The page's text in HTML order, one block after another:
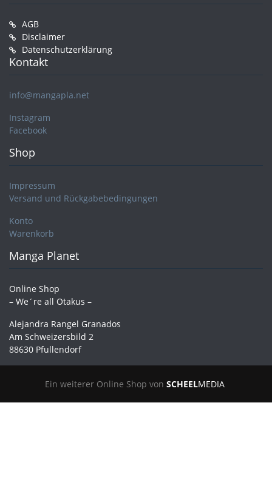
AGB
Disclaimer
Datenschutzerklärung
Kontakt
info@mangapla.net
Instagram
Facebook
Shop
Impressum
Versand und Rückgabebedingungen
Konto
Warenkorb
Manga Planet
Online Shop
– We´re all Otakus –
Alejandra Rangel Granados
Am Schweizersbild 2
88630 Pfullendorf
Ein weiterer Online Shop von SCHEELMEDIA